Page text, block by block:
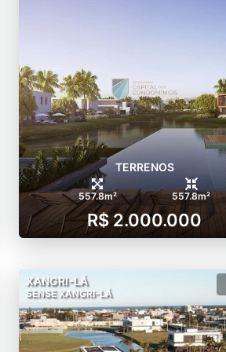
TERRENOS
557.8m² 557.8m²
R$ 2.000.000
XANGRI-LÁ
SENSE XANGRI-LÁ